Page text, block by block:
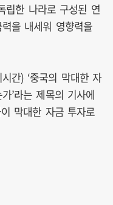
립한 나라로 구성된 연
을 내세워 영향력을
간) ‘중국의 막대한 자
’라는 제목의 기사에
막대한 자금 투자로